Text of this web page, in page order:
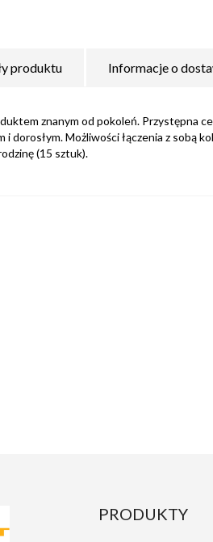
produktu Informacje o
znanym od pokoleń. Przystępna
i dorosłym. Możliwości łączenia z
(15 sztuk).
PRODUKTY